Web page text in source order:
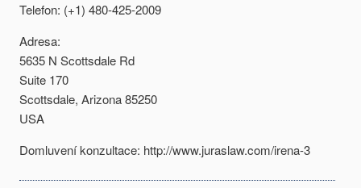
Telefon: (+1) 480-425-2009
Adresa:
5635 N Scottsdale Rd
Suite 170
Scottsdale, Arizona 85250
USA
Domluvení konzultace: http://www.juraslaw.com/irena-3